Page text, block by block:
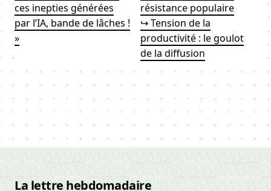
ces inepties générées
par l’IA, bande de lâches !
»
résistance populaire
↪ Tension de la
productivité : le goulot
de la diffusion
La lettre hebdomadaire